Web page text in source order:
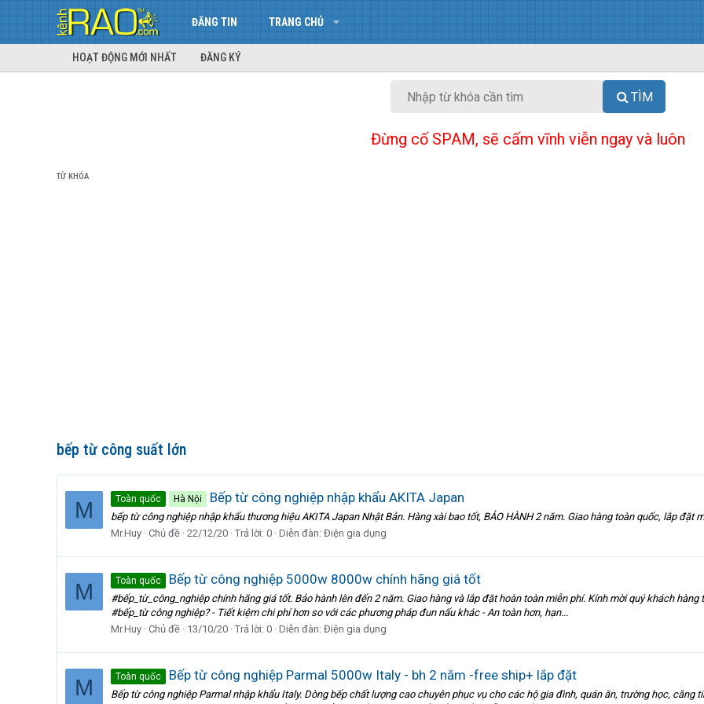
ĐĂNG TIN TRANG CHỦ
HOẠT ĐỘNG MỚI NHẤT ĐĂNG KÝ
TÌM
Đừng cố SPAM, sẽ cấm vĩnh viễn ngay và luôn
TỪ KHÓA
bếp từ công suất lớn
M Toàn quốc Hà Nội Bếp từ công nghiệp nhập khẩu AKITA Japan
bếp từ công nghiệp nhập khẩu thương hiệu AKITA Japan Nhật Bản. Hàng xài bao tốt, BẢO HÀNH 2 năm. Giao hàng toàn quốc, lắp đặt
Mr.Huy Chủ đề 22/12/20 Trả lời: 0 Diễn đàn: Điện gia dụng
M Toàn quốc Bếp từ công nghiệp 5000w 8000w chính hãng giá tốt
#bếp_từ_công_nghiệp chính hãng giá tốt. Bảo hành lên đến 2 năm. Giao hàng và lắp đặt hoàn toàn miễn phí. Kính mời quý khách
#bếp_từ công nghiệp? - Tiết kiệm chi phí hơn so với các phương pháp đun nấu khác - An toàn hơn, hạn...
Mr.Huy Chủ đề 13/10/20 Trả lời: 0 Diễn đàn: Điện gia dụng
M Toàn quốc Bếp từ công nghiệp Parmal 5000w Italy - bh 2 năm -free ship+ lắp đặt
Bếp từ công nghiệp Parmal nhập khẩu Italy. Dòng bếp chất lượng cao chuyên phục vụ cho các hộ gia đình, quán ăn, trường học, căng